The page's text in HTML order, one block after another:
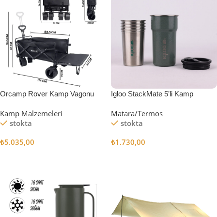
Orcamp Rover Kamp Vagonu
Kamp Malzemeleri
stokta
₺5.035,00
Igloo StackMate 5’li Kamp
Matara/Termos
stokta
₺1.730,00